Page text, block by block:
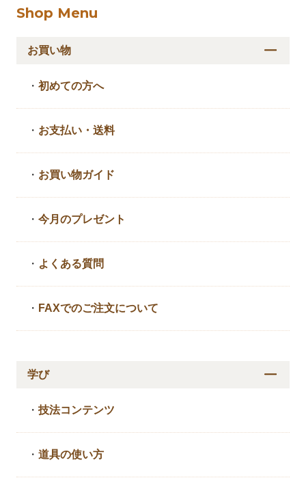
Shop Menu
お買い物
・初めての方へ
・ お支払い・送料
・ お買い物ガイド
・今月のプレゼント
・ よくある質問
・ FAXでのご注文について
学び
・技法コンテンツ
・道具の使い方